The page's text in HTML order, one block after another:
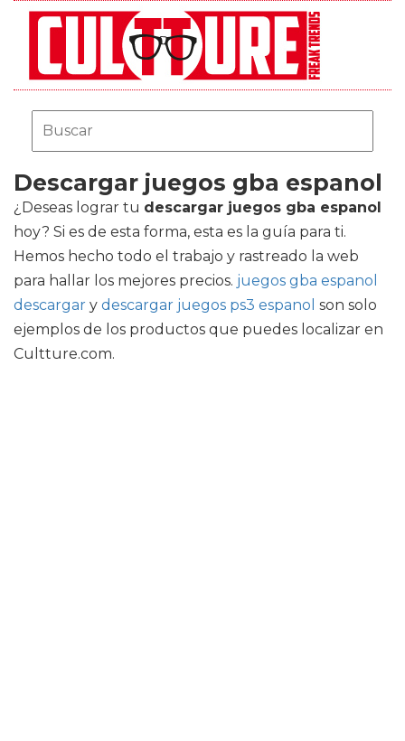
Descargar juegos gba espanol
¿Deseas lograr tu descargar juegos gba espanol
hoy? Si es de esta forma, esta es la guía para ti.
Hemos hecho todo el trabajo y rastreado la web
para hallar los mejores precios. juegos gba espanol
descargar y descargar juegos ps3 espanol son solo
ejemplos de los productos que puedes localizar en
Cultture.com.